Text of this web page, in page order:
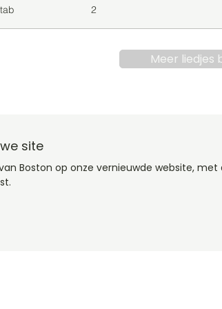
tab 2
Meer liedjes
site
Boston op onze vernieuwde website,